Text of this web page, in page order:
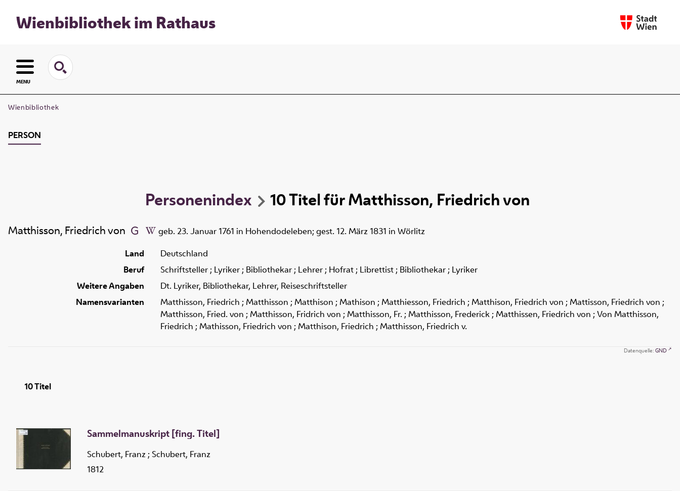
Wienbibliothek im Rathaus
MENU
Wienbibliothek
PERSON
Personenindex 10TitelfürMatthisson, Friedrich von
Matthisson, Friedrich von
geb. 23. Januar 1761 in Hohendodeleben; gest. 12. März 1831 in Wörlitz
Land
Deutschland
Beruf
Schriftsteller ; Lyriker ; Bibliothekar ; Lehrer ; Hofrat ; Librettist ; Bibliothekar ; Lyriker
Weitere Angaben
Dt. Lyriker, Bibliothekar, Lehrer, Reiseschriftsteller
Namensvarianten
Matthisson, Friedrich ; Matthisson ; Matthison ; Mathison ; Matthiesson, Friedrich ; Matthison, Friedrich von ; Mattisson, Friedrich von ;
Matthisson, Fried. von ; Matthisson, Fridrich von ; Matthisson, Fr. ; Matthisson, Frederick ; Matthissen, Friedrich von ; Von Matthisson,
Friedrich ; Mathisson, Friedrich von ; Matthison, Friedrich ; Matthisson, Friedrich v.
Datenquelle: GND
10Titel
Sammelmanuskript [fing. Titel]
Schubert, Franz ; Schubert, Franz
1812